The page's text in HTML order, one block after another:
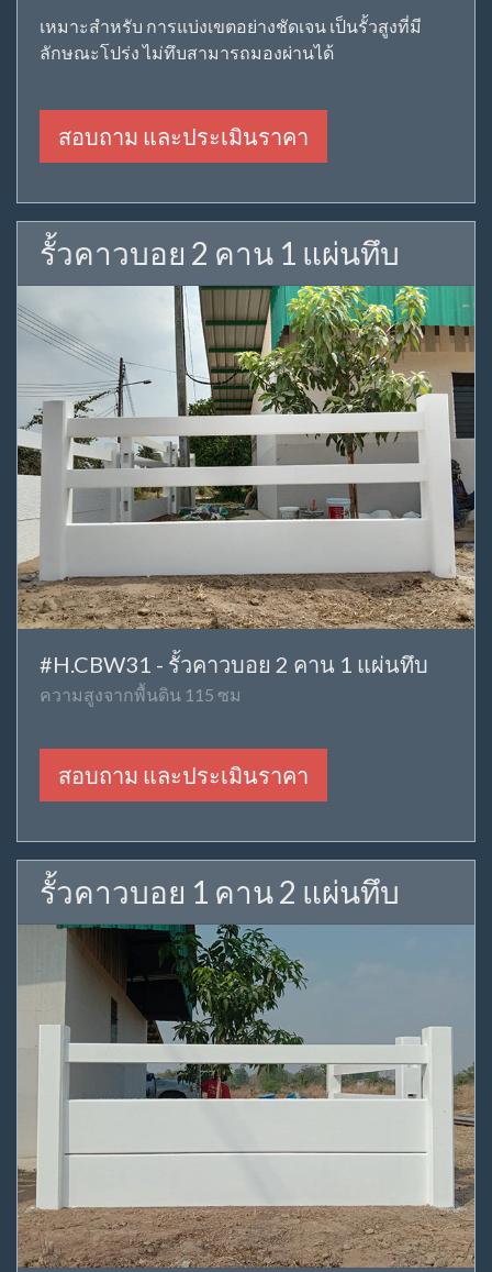
เหมาะสำหรับ การแบ่งเขตอย่างชัดเจน เป็นรั้วสูงที่มี
ลักษณะโปร่ง ไม่ทึบสามารถมองผ่านได้
สอบถาม และประเมินราคา
รั้วคาวบอย 2 คาน 1 แผ่นทึบ
#H.CBW31 - รั้วคาวบอย 2 คาน 1 แผ่นทึบ
ความสูงจากพื้นดิน 115 ซม
สอบถาม และประเมินราคา
รั้วคาวบอย 1 คาน 2 แผ่นทึบ